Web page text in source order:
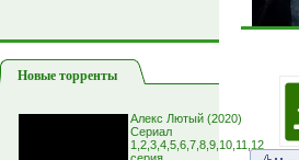
Новые торренты
Алекс Лютый (2020)
Сериал
1,2,3,4,5,6,7,8,9,10,11,12